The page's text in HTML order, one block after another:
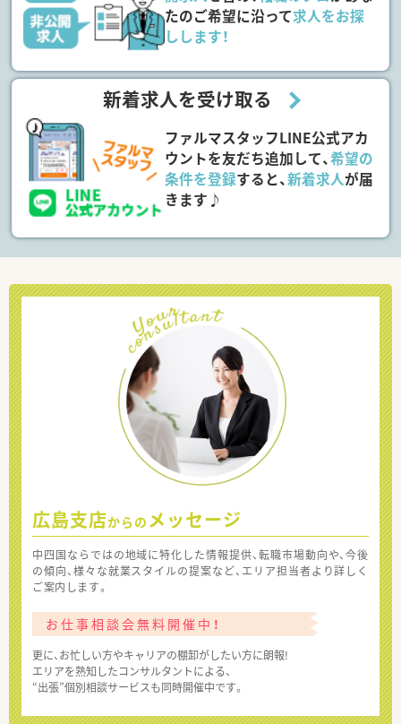
たのご希望に沿って求人をお探
しします！
新着求人を受け取る
ファルマスタッフLINE公式アカ
ウントを友だち追加して、希望の
条件を登録すると、新着求人が届
きます♪
広島支店からの メッセージ
中四国ならではの地域に特化した情報提供、転職市場動向や、今後
の傾向、様々な就業スタイルの提案など、エリア担当者より詳しく
ご案内します。
お仕事相談会無料開催中！
更に、お忙しい方やキャリアの棚卸がしたい方に朗報!
エリアを熟知したコンサルタントによる、
“出張”個別相談サービスも同時開催中です。